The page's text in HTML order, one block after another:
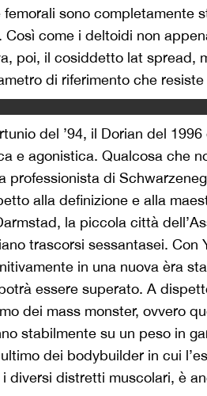
sono completamente
Così come i deltoidi non
poi, il cosiddetto lat spread,
di riferimento che resiste
del ’94, il Dorian del
e agonistica. Qualcosa che
professionista di
alla definizione e alla
la piccola città
trascorsi sessantasei. Con
in una nuova èra
essere superato. A
dei mass monster, ovvero
stabilmente su un peso in
dei bodybuilder in cui
diversi distretti muscolari, è